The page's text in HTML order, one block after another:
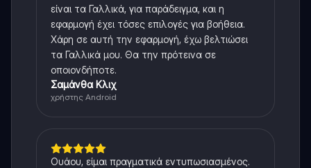
είναι τα Γαλλικά, για παράδειγμα, και η
εφαρμογή έχει τόσες επιλογές για βοήθεια.
Χάρη σε αυτή την εφαρμογή, έχω βελτιώσει
τα Γαλλικά μου. Θα την πρότεινα σε
οποιονδήποτε.
Σαμάνθα Κλιχ
χρήστης Android
Ουάου, είμαι πραγματικά εντυπωσιασμένος.